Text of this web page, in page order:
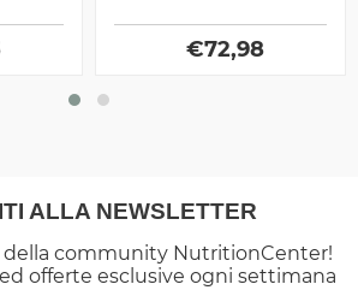
muscolare prodotti dalla
Alri
€72,98
ALLA NEWSLETTER
della community NutritionCenter!
offerte esclusive ogni settimana